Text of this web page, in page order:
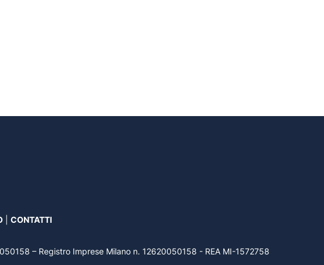
| CONTATTI
– Registro Imprese Milano n. 12620050158 - REA MI-1572758